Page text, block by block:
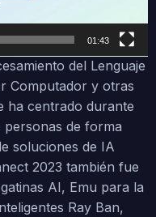
01:43
del Lenguaje
Computador y otras
ha centrado durante
de forma
soluciones de IA
2023 también fue
AI, Emu para la
Ray Ban,